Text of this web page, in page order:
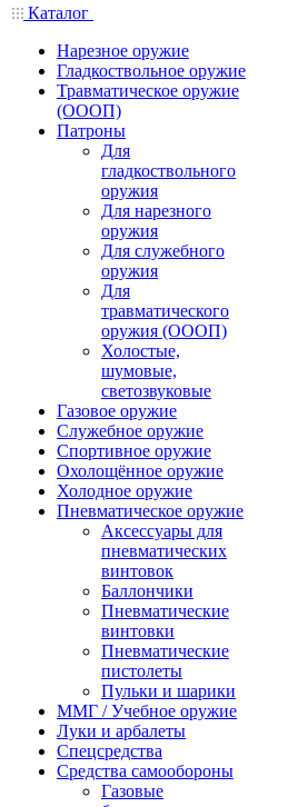
Каталог
Нарезное оружие
Гладкоствольное оружие
Травматическое оружие
(ОООП)
Патроны
Для
гладкоствольного
оружия
Для нарезного
оружия
Для служебного
оружия
Для
травматического
оружия (ОООП)
Холостые,
шумовые,
светозвуковые
Газовое оружие
Служебное оружие
Спортивное оружие
Охолощённое оружие
Холодное оружие
Пневматическое оружие
Аксессуары для
пневматических
винтовок
Баллончики
Пневматические
винтовки
Пневматические
пистолеты
Пульки и шарики
ММГ / Учебное оружие
Луки и арбалеты
Спецсредства
Средства самообороны
Газовые